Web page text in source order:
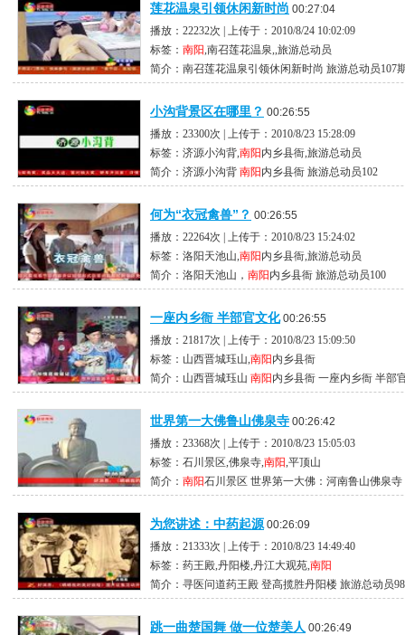
莲花温泉引领休闲新时尚 00:27:04
播放：22232次 | 上传于：2010/8/24 10:02:09
标签： 南阳,南召莲花温泉,,旅游总动员
简介：南召莲花温泉引领休闲新时尚 旅游总动员107
小沟背景区在哪里？ 00:26:55
播放：23300次 | 上传于：2010/8/23 15:28:09
标签：济源小沟背,南阳 内乡县衙,旅游总动员
简介：济源小沟背 南阳 内乡县衙 旅游总动员102
何为“衣冠禽兽”？ 00:26:55
播放：22264次 | 上传于：2010/8/23 15:24:02
标签：洛阳天池山,南阳 内乡县衙,旅游总动员
简介：洛阳天池山， 南阳 内乡县衙 旅游总动员100
一座内乡衙 半部官文化00:26:55
播放：21817次 | 上传于：2010/8/23 15:09:50
标签：山西晋城珏山,南阳 内乡县衙
简介：山西晋城珏山 南阳 内乡县衙 一座内乡衙 半部
世界第一大佛鲁山佛泉寺 00:26:42
播放：23368次 | 上传于：2010/8/23 15:05:03
标签：石川景区,佛泉寺,南阳,平顶山
简介： 南阳石川景区 世界第一大佛：河南鲁山佛泉寺
为您讲述：中药起源00:26:09
播放：21333次 | 上传于：2010/8/23 14:49:40
标签：药王殿,丹阳楼,丹江大观苑,南阳
简介：寻医问道药王殿 登高揽胜丹阳楼 旅游总动员
跳一曲楚国舞 做一位楚美人 00:26:49